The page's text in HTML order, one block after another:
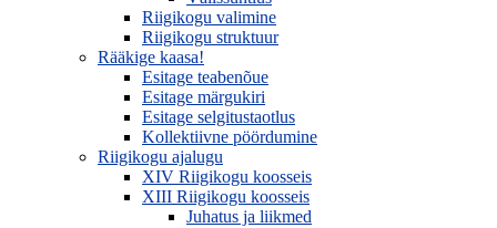
Riigikogu valimine
Riigikogu struktuur
Rääkige kaasa!
Esitage teabenõue
Esitage märgukiri
Esitage selgitustaotlus
Kollektiivne pöördumine
Riigikogu ajalugu
XIV Riigikogu koosseis
XIII Riigikogu koosseis
Juhatus ja liikmed